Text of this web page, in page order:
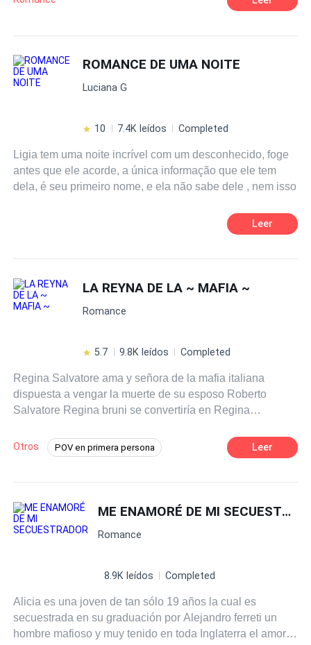
ROMANCE DE UMA NOITE
Luciana G
10 7.4K leídos Completed
Ligia tem uma noite incrível com um desconhecido, foge
antes que ele acorde, a única informação que ele tem
dela, é seu primeiro nome, e ela não sabe dele , nem isso
Leer
LA REYNA DE LA ~ MAFIA ~
Romance
5.7 9.8K leídos Completed
Regina Salvatore ama y señora de la mafia italiana
dispuesta a vengar la muerte de su esposo Roberto
Salvatore Regina bruni se convertiría en Regina
hermana menor fuera secuestrada violada y asesinada
aquel hombre le ayudaría a vengar su muerte sin
Otros POV en primera persona
Poder Femenino Mafia
Leer
ME ENAMORÉ DE MI SECUESTRADOR
Romance
8.9K leídos Completed
Alicia es una joven de tan sólo 19 años la cual es
secuestrada en su graduación por Alejandro ferreti un
hombre mafioso y muy tenido en toda Inglaterra el amor